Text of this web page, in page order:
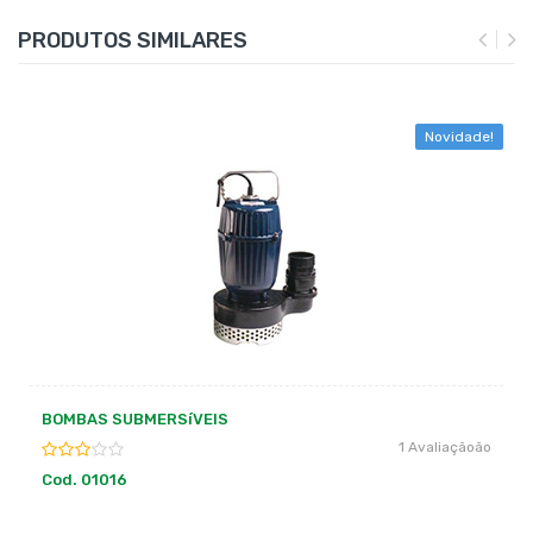
PRODUTOS SIMILARES
Novidade!
BOMBAS DE DRENAGEM
Sem avaliação
Cod. 01013